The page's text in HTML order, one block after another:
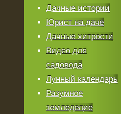
Дачные истории
Юрист на даче
Дачные хитрости
Видео для
садовода
Лунный календарь
Разумное
земледелие